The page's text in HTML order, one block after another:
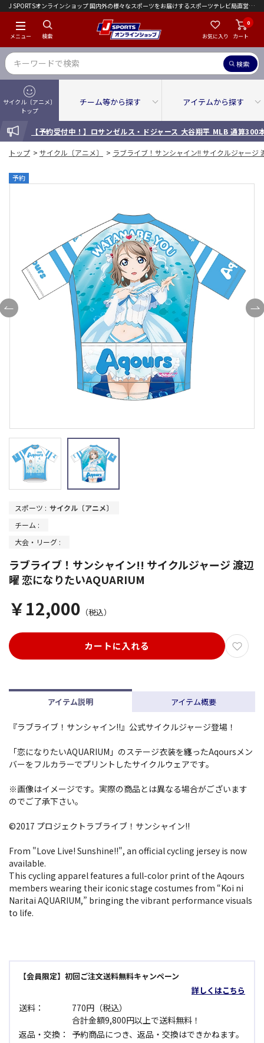
J SPORTSオンラインショップ 国内外の様々なスポーツをお届けするスポーツテレビ局直営店｜会員限定初回ご注文送料無料キャンペーン実施中！
メニュー 検索 お気に入り カート
0
検索
サイクル〔アニメ〕
トップ
チーム等から探す アイテムから探す
INFORMATION【予約受付中！】ロサンゼルス・ドジャース 大谷翔平 MLB 通算300
トップ > サイクル〔アニメ〕 > ラブライブ！サンシャイン!! サイクルジャージ
予約
スポーツ : サイクル〔アニメ〕
チーム :
大会・リーグ :
ラブライブ！サンシャイン!! サイクルジャージ 渡辺
曜 恋になりたいAQUARIUM
￥12,000 （税込）
カートに入れる
アイテム説明 アイテム概要
『ラブライブ！サンシャイン!!』公式サイクルジャージ登場！
「恋になりたいAQUARIUM」のステージ衣装を纏ったAqoursメン
バーをフルカラーでプリントしたサイクルウェアです。
※画像はイメージです。実際の商品とは異なる場合がございます
のでご了承下さい。
©2017 プロジェクトラブライブ！サンシャイン!!
From "Love Live! Sunshine!!", an official cycling jersey is now
available.
This cycling apparel features a full-color print of the Aqours
members wearing their iconic stage costumes from “Koi ni
Naritai AQUARIUM,” bringing the vibrant performance visuals
to life.
【会員限定】初回ご注文送料無料キャンペーン
詳しくはこちら
送料：
770円（税込）
合計金額9,800円以上で送料無料！
返品・交換：
予約商品につき、返品・交換はできかねます。